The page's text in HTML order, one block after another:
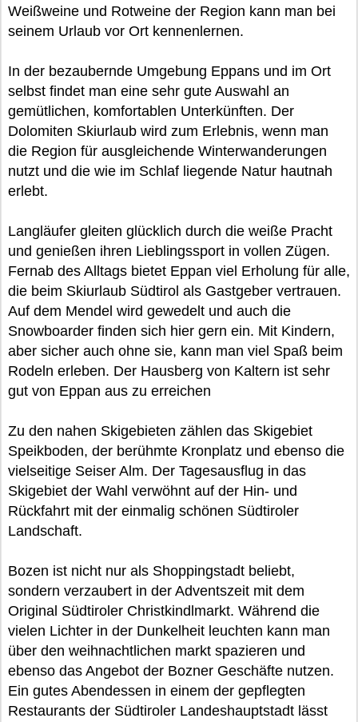
Weißweine und Rotweine der Region kann man bei
seinem Urlaub vor Ort kennenlernen.
In der bezaubernde Umgebung Eppans und im Ort
selbst findet man eine sehr gute Auswahl an
gemütlichen, komfortablen Unterkünften. Der
Dolomiten Skiurlaub wird zum Erlebnis, wenn man
die Region für ausgleichende Winterwanderungen
nutzt und die wie im Schlaf liegende Natur hautnah
erlebt.
Langläufer gleiten glücklich durch die weiße Pracht
und genießen ihren Lieblingssport in vollen Zügen.
Fernab des Alltags bietet Eppan viel Erholung für alle,
die beim Skiurlaub Südtirol als Gastgeber vertrauen.
Auf dem Mendel wird gewedelt und auch die
Snowboarder finden sich hier gern ein. Mit Kindern,
aber sicher auch ohne sie, kann man viel Spaß beim
Rodeln erleben. Der Hausberg von Kaltern ist sehr
gut von Eppan aus zu erreichen
Zu den nahen Skigebieten zählen das Skigebiet
Speikboden, der berühmte Kronplatz und ebenso die
vielseitige Seiser Alm. Der Tagesausflug in das
Skigebiet der Wahl verwöhnt auf der Hin- und
Rückfahrt mit der einmalig schönen Südtiroler
Landschaft.
Bozen ist nicht nur als Shoppingstadt beliebt,
sondern verzaubert in der Adventszeit mit dem
Original Südtiroler Christkindlmarkt. Während die
vielen Lichter in der Dunkelheit leuchten kann man
über den weihnachtlichen markt spazieren und
ebenso das Angebot der Bozner Geschäfte nutzen.
Ein gutes Abendessen in einem der gepflegten
Restaurants der Südtiroler Landeshauptstadt lässt